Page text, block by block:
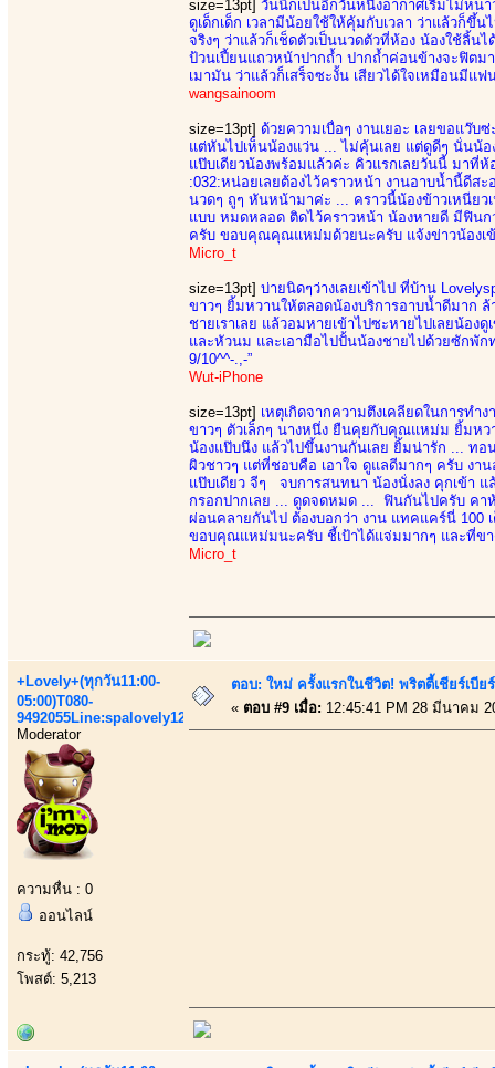
size=13pt] วันนี้ก็เป็นอีกวันหนึ่งอากาศเริ่มไม่หน
ดูเด็กเด็ก เวลามีน้อยใช้ให้คุ้มกับเวลา ว่าแล้วก็ขึ้
จริงๆ ว่าแล้วก็เช็ดตัวเป็นนวดตัวที่ห้อง น้องใช้ลิ้
ป้วนเปี้ยนแถวหน้าปากถ้ำ ปากถ้ำค่อนข้างจะฟิตม
เมามัน ว่าแล้วก็เสร็จซะงั้น เสียวได้ใจเหมือนมีแฟ
wangsainoom
size=13pt] ด้วยความเบื่อๆ งานเยอะ เลยขอแว๊
แต่หันไปเห็นน้องแว่น ... ไม่คุ้นเลย แต่ดูดีๆ นั่นน้
แป๊บเดียวน้องพร้อมแล้วค่ะ คิวแรกเลยวันนี้ มาที่
:032:หน่อยเลยต้องไว้คราวหน้า งานอาบน้ำนี้ดีส
นวดๆ ถูๆ หันหน้ามาค่ะ ... คราวนี้น้องข้าวเหนียว
แบบ หมดหลอด ติดไว้คราวหน้า น้องหายดี มีฟินก
ครับ ขอบคุณคุณแหม่มด้วยนะครับ แจ้งข่าวน้องเ
Micro_t
size=13pt] บ่ายนิดๆว่างเลยเข้าไป ที่บ้าน
ขาวๆ ยิ้มหวานให้ตลอดน้องบริการอาบน้ำดีมาก ล้
ชายเราเลย แล้วอมหายเข้าไปซะหายไปเลยน้อง
และหัวนม และเอามือไปปั้นน้องชายไปด้วยซักพัก
9/10^^-.,-”
Wut-iPhone
size=13pt] เหตุเกิดจากความตึงเคลียดในการท
ขาวๆ ตัวเล็กๆ นางหนึ่ง ยืนคุยกับคุณแหม่ม ยิ้มห
น้องแป๊บนึง แล้วไปขึ้นงานกันเลย ยิ้มน่ารัก ...
ผิวชาวๆ แต่ที่ชอบคือ เอาใจ ดูแลดีมากๆ ครับ งา
แป๊บเดียว จีๆ จบการสนทนา น้องนั่งลง คุกเข้า
กรอกปากเลย ... ดูดจดหมด ... ฟินกันไปครับ คา
ผ่อนคลายกันไป ต้องบอกว่า งาน แทคแคร์นี่ 100
ขอบคุณแหม่มนะครับ ชี้เป้าได้แจ่มมากๆ และที่ข
Micro_t
+Lovely+(ทุกวัน11:00-
05:00)T080-
9492055Line:spalovely123
Moderator
ความหื่น : 0
ออนไลน์
กระทู้: 42,756
โพสต์: 5,213
ตอบ: ใหม่ ครั้งแรกในชีวิต! พริตตี้เชียร์เบี
« ตอบ #9 เมื่อ: 12:45:41 PM 28 มีนาคม